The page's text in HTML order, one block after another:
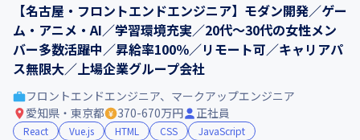
【名古屋・フロントエンドエンジニア】モダン開発／ゲー
ム・アニメ・AI／学習環境充実／20代〜30代の女性メン
バー多数活躍中／昇給率100％／リモート可／キャリアパ
ス無限大／上場企業グループ会社
フロントエンドエンジニア、マークアップエンジニア
愛知県・東京都
370-670万円 正社員
React Vue.js HTML CSS
JavaScript